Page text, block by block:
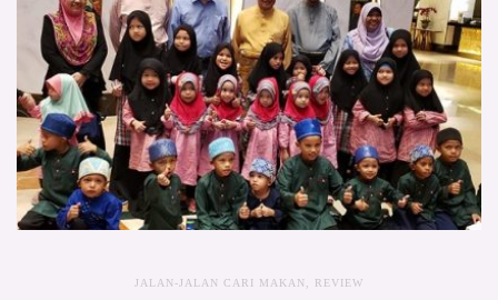
JALAN-JALAN CARI MAKAN , REVIEW